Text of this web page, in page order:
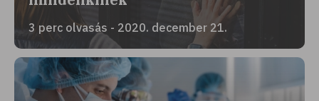
3 perc olvasás - 2020. december 21.